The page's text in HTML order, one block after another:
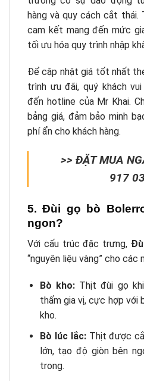
hàng và quy cách cắt thái.
cam kết mang đến mức
tối ưu hóa quy trình nhập
Để cập nhật giá tốt nhất
trình ưu đãi, quý khách
đến hotline của Mr Khai.
bảng giá, đảm bảo minh
phí ẩn cho khách hàng.
>> ĐẶT MUA
917
5. Đùi gọ bò
ngon?
Với cấu trúc đặc trưng,
“nguyên liệu vàng” cho các
Bò kho: Thịt đùi gọ
thấm gia vị, cực hợp với
kho.
Bò lúc lắc:Thịt được
lớn, tạo độ giòn bên
trong.